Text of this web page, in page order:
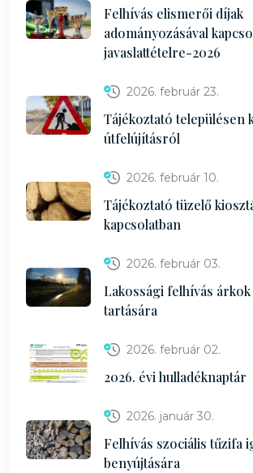
Felhívás elismerői díjak
adományozásával
javaslattételre-2026
2026. február 23.
Tájékoztató településen
útfelújításról
2026. február 10.
Tájékoztató tüzelő
kapcsolatban
2026. február 03.
Lakossági felhívás
tartására
2026. február 02.
2026. évi hulladéknaptár
2026. január 30.
Felhívás szociális tűzifa
benyújtására